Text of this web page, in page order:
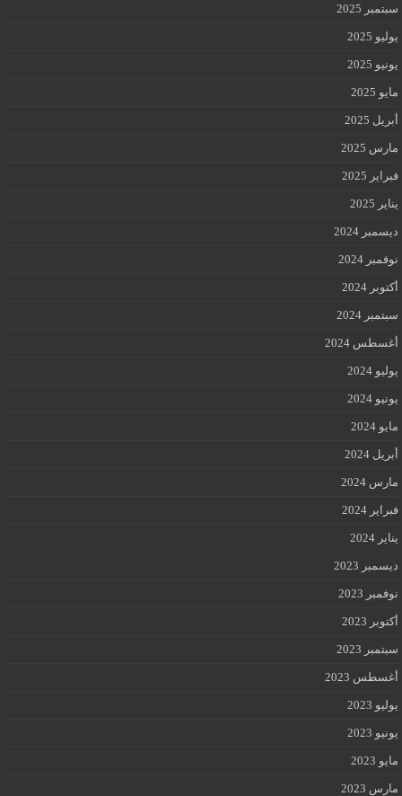
سبتمبر 2025
يوليو 2025
يونيو 2025
مايو 2025
أبريل 2025
مارس 2025
فبراير 2025
يناير 2025
ديسمبر 2024
نوفمبر 2024
أكتوبر 2024
سبتمبر 2024
أغسطس 2024
يوليو 2024
يونيو 2024
مايو 2024
أبريل 2024
مارس 2024
فبراير 2024
يناير 2024
ديسمبر 2023
نوفمبر 2023
أكتوبر 2023
سبتمبر 2023
أغسطس 2023
يوليو 2023
يونيو 2023
مايو 2023
مارس 2023